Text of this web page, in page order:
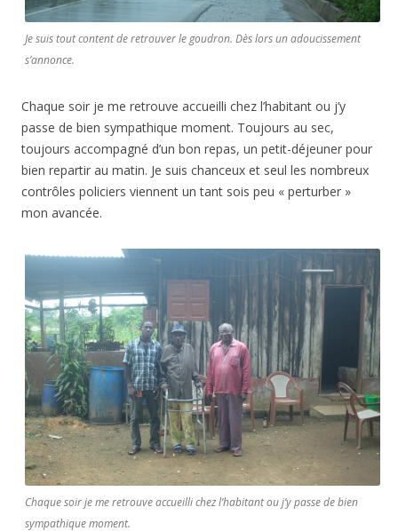
Je suis tout content de retrouver le goudron. Dès lors un adoucissement
s’annonce.
Chaque soir je me retrouve accueilli chez l’habitant ou j’y
passe de bien sympathique moment. Toujours au sec,
toujours accompagné d’un bon repas, un petit-déjeuner pour
bien repartir au matin. Je suis chanceux et seul les nombreux
contrôles policiers viennent un tant sois peu « perturber »
mon avancée.
Chaque soir je me retrouve accueilli chez l’habitant ou j’y passe de bien
sympathique moment.